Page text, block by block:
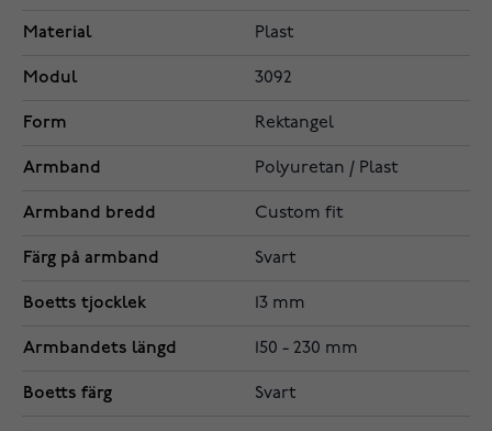
Material Plast
Modul 3092
Form Rektangel
Armband Polyuretan / Plast
Armband bredd Custom fit
Färg på armband Svart
Boetts tjocklek 13 mm
Armbandets längd 150 - 230 mm
Boetts färg Svart